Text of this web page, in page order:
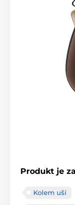
Produkt je
Kolem uší